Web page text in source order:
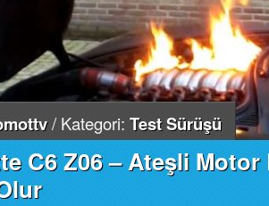
/ Kategori: Test Sürüşü
C6 Z06 – Ateşli